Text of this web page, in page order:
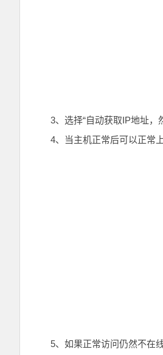
3、选择“自动获取IP地址，
4、当主机正常后可以正常
5、如果正常访问仍然不在